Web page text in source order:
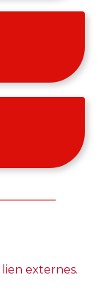
lien externes.